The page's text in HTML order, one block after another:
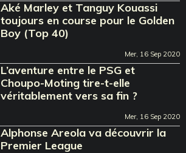
Aké Marley et Tanguy Kouassi
toujours en course pour le Golden
Boy (Top 40)
Mer, 16 Sep 2020
L’aventure entre le PSG et
Choupo-Moting tire-t-elle
véritablement vers sa fin ?
Mer, 16 Sep 2020
Alphonse Areola va découvrir la
Premier League